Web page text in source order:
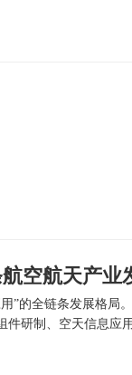
空航天产业
”的全链条发展格局
研制、空天信息应